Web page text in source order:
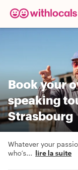
Book your
speaking
Strasbourg
Whatever your
who’s... lire la suite